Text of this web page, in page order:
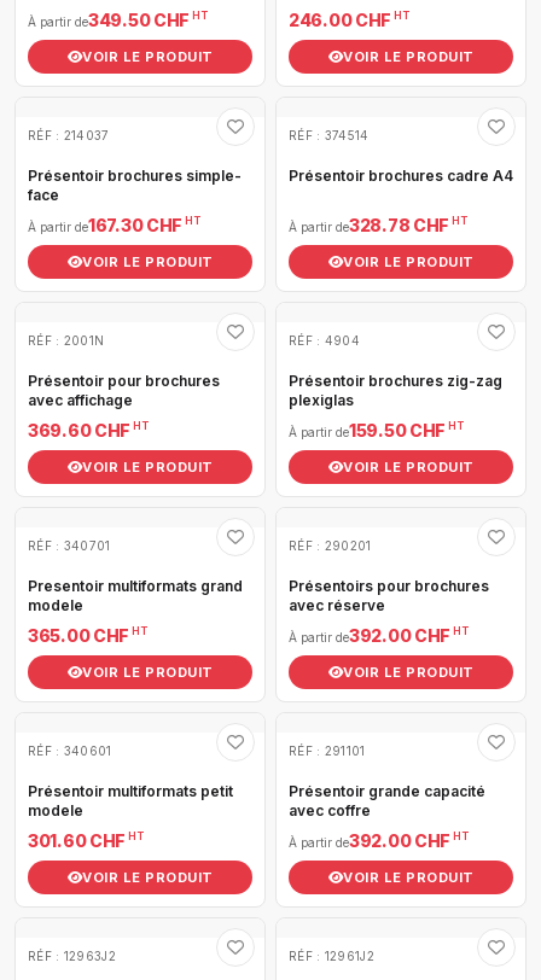
À partir de349.50 CHF HT
VOIR LE PRODUIT
246.00 CHF HT
VOIR LE PRODUIT
RÉF : 214037
Présentoir brochures simple-
face
À partir de167.30 CHF HT
VOIR LE PRODUIT
RÉF : 374514
Présentoir brochures cadre A4
À partir de328.78 CHF HT
VOIR LE PRODUIT
RÉF : 2001N
Présentoir pour brochures
avec affichage
369.60 CHF HT
VOIR LE PRODUIT
RÉF : 4904
Présentoir brochures zig-zag
plexiglas
À partir de159.50 CHF HT
VOIR LE PRODUIT
RÉF : 340701
Presentoir multiformats grand
modele
365.00 CHF HT
VOIR LE PRODUIT
RÉF : 290201
Présentoirs pour brochures
avec réserve
À partir de392.00 CHF HT
VOIR LE PRODUIT
RÉF : 340601
Présentoir multiformats petit
modele
301.60 CHF HT
VOIR LE PRODUIT
RÉF : 291101
Présentoir grande capacité
avec coffre
À partir de392.00 CHF HT
VOIR LE PRODUIT
RÉF : 12963J2 RÉF : 12961J2